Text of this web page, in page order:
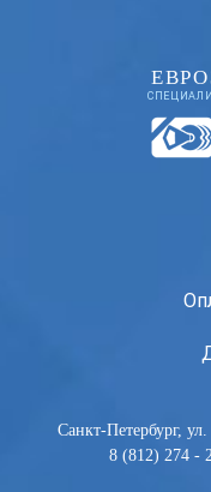
Санкт-Петербург,
8 (812) 274